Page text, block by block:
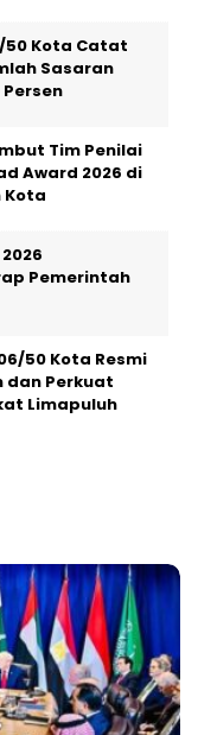
50 Kota Catat
Sasaran
Tim Penilai
Award 2026 di
Kota
Pemerintah
50 Kota Resmi
dan Perkuat
Limapuluh